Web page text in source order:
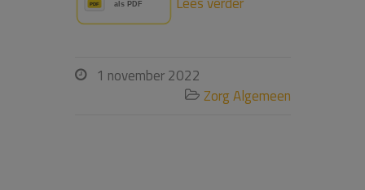
 1 november 2022
 Zorg Algemeen